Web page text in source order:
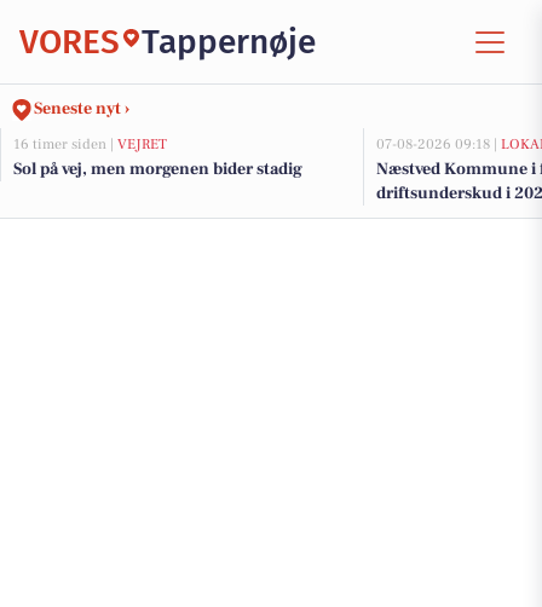
VORES Tappernøje
Seneste nyt ›
16 timer siden | VEJRET
Sol på vej, men morgenen bider stadig
07-08-2026 09:18 |
Næstved Kommune i
driftsunderskud i
på vej for at bevare